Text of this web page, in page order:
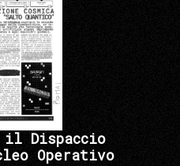
il Dispaccio
Operativo